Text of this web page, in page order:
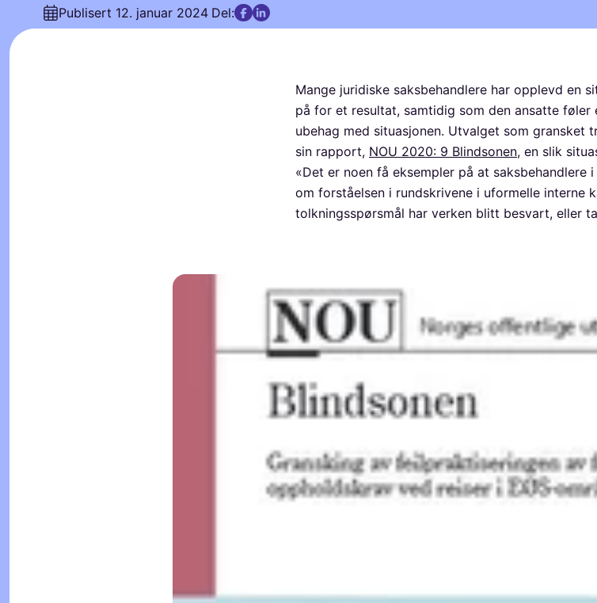
Publisert 12. januar 2024 Del:
Mange juridiske saksbehandlere har opplevd en
på for et resultat, samtidig som den ansatte føler
ubehag med situasjonen. Utvalget som gransket
sin rapport, NOU 2020: 9 Blindsonen, en slik
«Det er noen få eksempler på at saksbehandlere
om forståelsen i rundskrivene i uformelle interne
tolkningsspørsmål har verken blitt besvart, eller